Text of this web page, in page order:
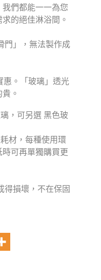
我們都能一一為您
的絕佳淋浴間。
門」，無法製作成
惠。「玻璃」透光
。
，可另選 黑色玻
材，每種使用環
可再單獨購買更
損壞，不在保固